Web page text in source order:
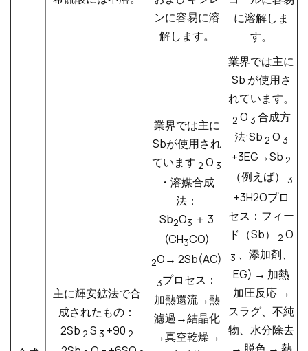
ンに容易に溶
解します。
に溶解しま
す。
主に輝安鉱法で合
成されたもの：
2Sb 2 S 3 +90 2
業界では主に
Sbが使用され
ています 2 O 3
・溶媒合成
法：
Sb2O3 ＋ 3
(CH3CO)
2O→ 2Sb(AC)
3プロセス：
加熱還流→熱
濾過→結晶化
→真空乾燥→
業界では主に
Sb が使用さ
れています。
2 O 3 合成方
法:Sb 2 O 3
+3EG→Sb 2
（例えば） 3
+3H2Oプロ
セス：フィー
ド（Sb）
2 O
3 、添加剤、
EG) → 加熱
加圧反応 →
スラグ、不純
物、水分除去